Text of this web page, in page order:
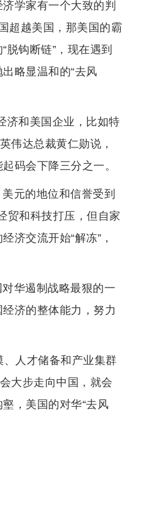
学家有一个大致的判
超越美国，那美国的霸
钩断链”，现在遇到
略显温和的“去风
济和美国企业，比如特
伟达总裁黄仁勋说，
码会下降三分之一。
元的地位和信誉受到
贸和科技打压，但自家
济交流开始“解冻”，
华遏制战略最狠的一
济的整体能力，努力
人才储备和产业集群
大步走向中国，就会
，美国的对华“去风